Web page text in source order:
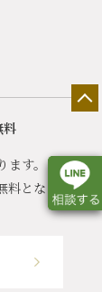
料
ます。
料となりま
タログ請求